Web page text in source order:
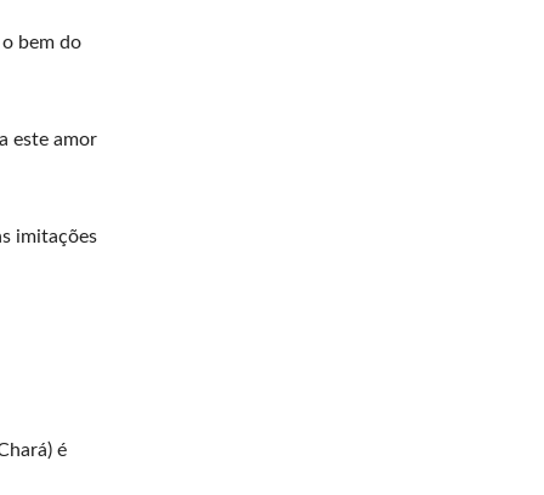
bem do
este amor
imitações
é